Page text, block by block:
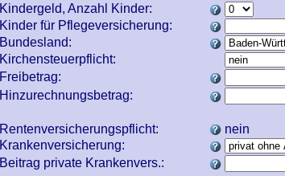
Kindergeld, Anzahl Kinder:
Kinder für Pflegeversicherung:
Bundesland:
Kirchensteuerpflicht:
Freibetrag:
Hinzurechnungsbetrag:
Rentenversicherungspflicht:
nein
Krankenversicherung:
Beitrag private Krankenvers.: